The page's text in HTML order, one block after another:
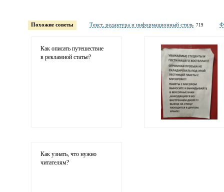
обязательны полностью для публикации
Похожие советы Текст, редактура и информационный стиль 719
Как описать путешествие
в рекламной статье?
Как узнать, что нужно
читателям?